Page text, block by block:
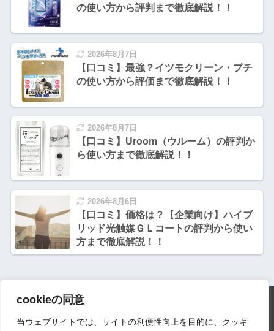
cookieの同意
当ウェブサイトでは、サイトの利便性向上を目的に、クッキ
の使い方から評判まで徹底解説！！
2026年8月7日
【口コミ】最強？イツモクリーン・プチ
の使い方から評価まで徹底解説！！
2026年8月7日
【口コミ】Uroom（ウルーム）の評判か
ら使い方まで徹底解説！！
2026年8月6日
【口コミ】価格は？【企業向け】ハイブ
リッド光触媒ＧＬコートの評判から使い
方まで徹底解説！！